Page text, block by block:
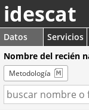
idescat
Datos Servicios
Nombre del recién
Metodología